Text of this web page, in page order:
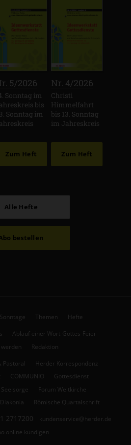
5/2026
Sonntag im
bis
Sonntag im
Zum Heft
Nr. 4/2026
Christi
Himmelfahrt
bis 13. Sonntag
im Jahreskreis
Zum Heft
Alle Hefte
bestellen
Sonntage Themen Hefte
Ablauf einer Wort-Gottes-Feier
Redaktion
Pastoral
Herder Korrespondenz
COMMUNIO
Gottesdienst
Forum Weltkirche
Diakonia Römische Quartalschrift
2717200
kundenservice@herder.de
online kündigen